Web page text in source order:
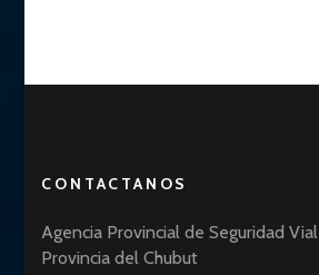
CONTACTANOS
Agencia Provincial de Seguridad Vial
Provincia del Chubut